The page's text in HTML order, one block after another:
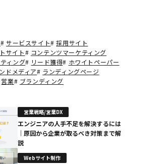
#サービスサイト#採用サイト
サイト# コンテンツマーケティング
ィング# リード獲得# ホワイトペーパー
ドメディア# ランディングページ
営業# ブランディング
営業戦略/営業DX
エンジニアの人手不足を解決するには
｜原因から企業が取るべき対策まで解
説
Webサイト制作